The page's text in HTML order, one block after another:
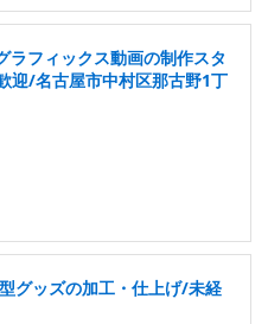
ラフィックス動画の制作スタ
迎/名古屋市中村区那古野1丁
グッズの加工・仕上げ/未経